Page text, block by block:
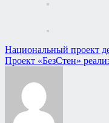
Навигация
по
записям
Национальный проект
Проект «БезСтен»